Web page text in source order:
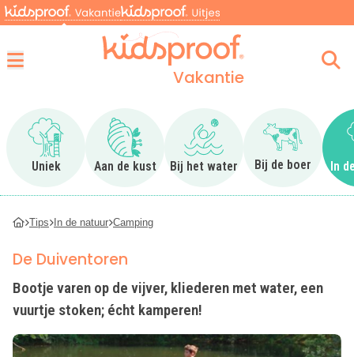
Vakantie
Uniek
Ga naar Uniek
Aan de kust
Ga naar Aan de kust
Bij het water
Ga naar Bij het water
Bij de boer
Ga naar Bij
In
Tips In de natuur Camping
De Duiventoren
Bootje varen op de vijver, kliederen met water, een
vuurtje stoken; écht kamperen!